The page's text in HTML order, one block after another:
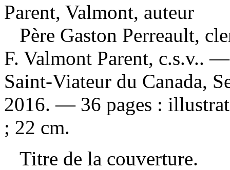
Parent, Valmont, auteur
Père Gaston Perreault,
F. Valmont Parent, c.s.v..
Saint-Viateur du Canada,
2016. — 36 pages :
; 22 cm.
Titre de la couverture.